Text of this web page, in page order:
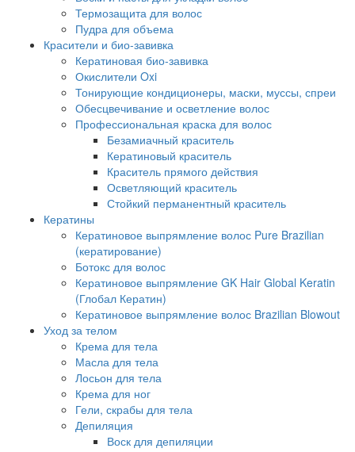
Термозащита для волос
Пудра для объема
Красители и био-завивка
Кератиновая био-завивка
Окислители Oxi
Тонирующие кондиционеры, маски, муссы, спреи
Обесцвечивание и осветление волос
Профессиональная краска для волос
Безамиачный краситель
Кератиновый краситель
Краситель прямого действия
Осветляющий краситель
Стойкий перманентный краситель
Кератины
Кератиновое выпрямление волос Pure Brazilian
(кератирование)
Ботокс для волос
Кератиновое выпрямление GK Hair Global Keratin
(Глобал Кератин)
Кератиновое выпрямление волос Brazilian Blowout
Уход за телом
Крема для тела
Масла для тела
Лосьон для тела
Крема для ног
Гели, скрабы для тела
Депиляция
Воск для депиляции